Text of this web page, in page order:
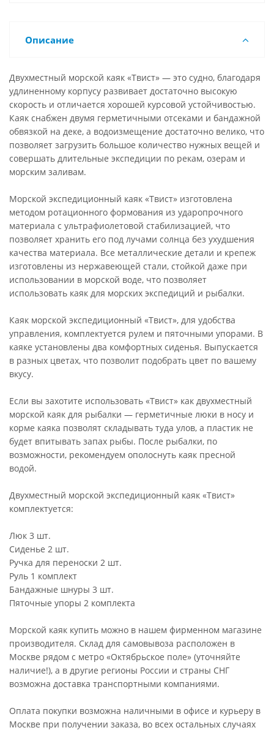
Описание
Двухместный морской каяк «Твист» — это судно, благодаря
удлиненному корпусу развивает достаточно высокую
скорость и отличается хорошей курсовой устойчивостью.
Каяк снабжен двумя герметичными отсеками и бандажной
обвязкой на деке, а водоизмещение достаточно велико, что
позволяет загрузить большое количество нужных вещей и
совершать длительные экспедиции по рекам, озерам и
морским заливам.
Морской экспедиционный каяк «Твист» изготовлена
методом ротационного формования из ударопрочного
материала с ультрафиолетовой стабилизацией, что
позволяет хранить его под лучами солнца без ухудшения
качества материала. Все металлические детали и крепеж
изготовлены из нержавеющей стали, стойкой даже при
использовании в морской воде, что позволяет
использовать каяк для морских экспедиций и рыбалки.
Каяк морской экспедиционный «Твист», для удобства
управления, комплектуется рулем и пяточными упорами. В
каяке установлены два комфортных сиденья. Выпускается
в разных цветах, что позволит подобрать цвет по вашему
вкусу.
Если вы захотите использовать «Твист» как двухместный
морской каяк для рыбалки — герметичные люки в носу и
корме каяка позволят складывать туда улов, а пластик не
будет впитывать запах рыбы. После рыбалки, по
возможности, рекомендуем ополоснуть каяк пресной
водой.
Двухместный морской экспедиционный каяк «Твист»
комплектуется:
Люк 3 шт.
Сиденье 2 шт.
Ручка для переноски 2 шт.
Руль 1 комплект
Бандажные шнуры 3 шт.
Пяточные упоры 2 комплекта
Морской каяк купить можно в нашем фирменном магазине
производителя. Склад для самовывоза расположен в
Москве рядом с метро «Октябрьское поле» (уточняйте
наличие!), а в другие регионы России и страны СНГ
возможна доставка транспортными компаниями.
Оплата покупки возможна наличными в офисе и курьеру в
Москве при получении заказа, во всех остальных случаях